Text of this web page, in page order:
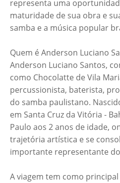
representa uma
maturidade de sua obra e
samba e a música popular
Quem é Anderson Luciano
Anderson Luciano Santos,
como Chocolatte de Vila
percussionista, baterista,
do samba paulistano.
em Santa Cruz da Vitória -
Paulo aos 2 anos de idade,
trajetória artística e se
importante representante
A viagem tem como